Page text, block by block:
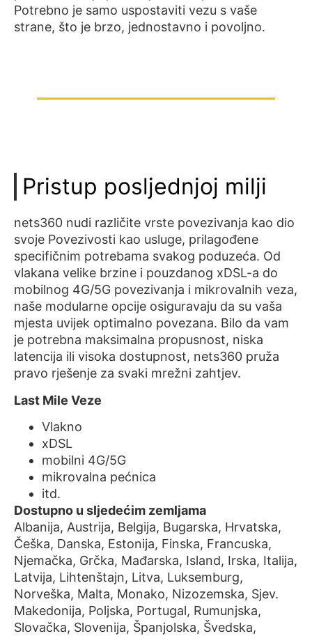
Potrebno je samo uspostaviti vezu s vaše
strane, što je brzo, jednostavno i povoljno.
Pristup posljednjoj milji
nets360 nudi različite vrste povezivanja kao dio
svoje Povezivosti kao usluge, prilagođene
specifičnim potrebama svakog poduzeća. Od
vlakana velike brzine i pouzdanog xDSL-a do
mobilnog 4G/5G povezivanja i mikrovalnih veza,
naše modularne opcije osiguravaju da su vaša
mjesta uvijek optimalno povezana. Bilo da vam
je potrebna maksimalna propusnost, niska
latencija ili visoka dostupnost, nets360 pruža
pravo rješenje za svaki mrežni zahtjev.
Last Mile Veze
Vlakno
xDSL
mobilni 4G/5G
mikrovalna pećnica
itd.
Dostupno u sljedećim zemljama
Albanija, Austrija, Belgija, Bugarska, Hrvatska,
Češka, Danska, Estonija, Finska, Francuska,
Njemačka, Grčka, Mađarska, Island, Irska, Italija,
Latvija, Lihtenštajn, Litva, Luksemburg,
Norveška, Malta, Monako, Nizozemska, Sjev.
Makedonija, Poljska, Portugal, Rumunjska,
Slovačka, Slovenija, Španjolska, Švedska,